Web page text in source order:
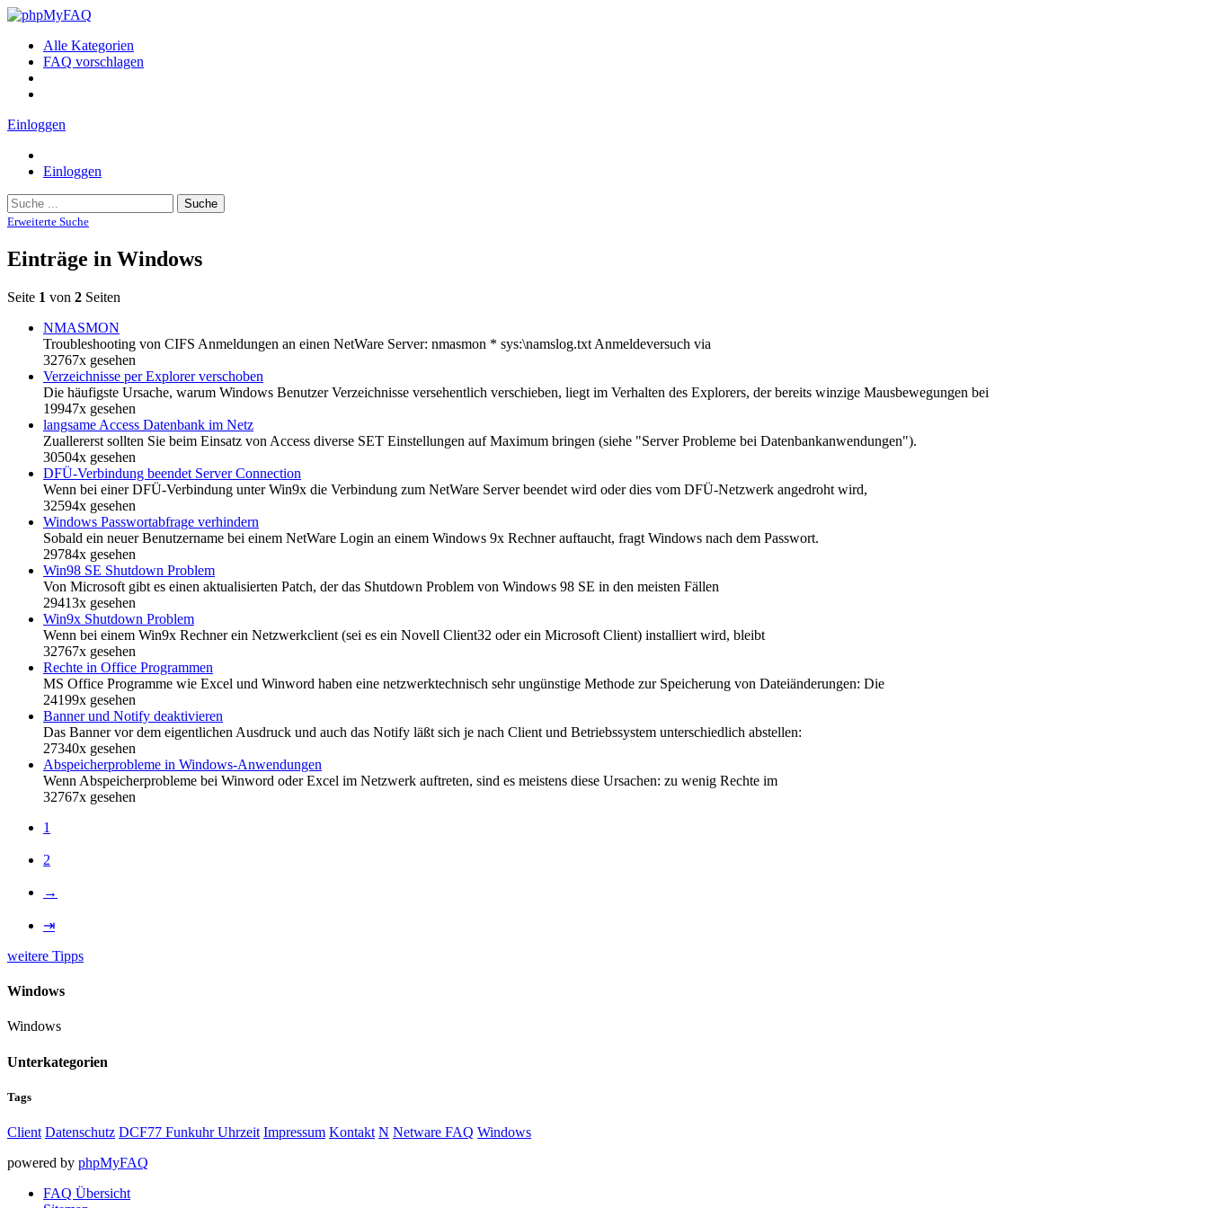
Alle Kategorien
FAQ vorschlagen
Einloggen
Einloggen
Suche
Erweiterte Suche
Einträge in Windows
Seite 1 von 2 Seiten
NMASMON
Troubleshooting von CIFS Anmeldungen an einen NetWare Server: nmasmon * sys:\namslog.txt Anmeldeversuch via
32767x gesehen
Verzeichnisse per Explorer verschoben
Die häufigste Ursache, warum Windows Benutzer Verzeichnisse versehentlich verschieben, liegt im Verhalten des Explorers, der bereits winzige Mausbewegungen bei
19947x gesehen
langsame Access Datenbank im Netz
Zuallererst sollten Sie beim Einsatz von Access diverse SET Einstellungen auf Maximum bringen (siehe "Server Probleme bei Datenbankanwendungen").
30504x gesehen
DFÜ-Verbindung beendet Server Connection
Wenn bei einer DFÜ-Verbindung unter Win9x die Verbindung zum NetWare Server beendet wird oder dies vom DFÜ-Netzwerk angedroht wird,
32594x gesehen
Windows Passwortabfrage verhindern
Sobald ein neuer Benutzername bei einem NetWare Login an einem Windows 9x Rechner auftaucht, fragt Windows nach dem Passwort.
29784x gesehen
Win98 SE Shutdown Problem
Von Microsoft gibt es einen aktualisierten Patch, der das Shutdown Problem von Windows 98 SE in den meisten Fällen
29413x gesehen
Win9x Shutdown Problem
Wenn bei einem Win9x Rechner ein Netzwerkclient (sei es ein Novell Client32 oder ein Microsoft Client) installiert wird, bleibt
32767x gesehen
Rechte in Office Programmen
MS Office Programme wie Excel und Winword haben eine netzwerktechnisch sehr ungünstige Methode zur Speicherung von Dateiänderungen: Die
24199x gesehen
Banner und Notify deaktivieren
Das Banner vor dem eigentlichen Ausdruck und auch das Notify läßt sich je nach Client und Betriebssystem unterschiedlich abstellen:
27340x gesehen
Abspeicherprobleme in Windows-Anwendungen
Wenn Abspeicherprobleme bei Winword oder Excel im Netzwerk auftreten, sind es meistens diese Ursachen: zu wenig Rechte im
32767x gesehen
1
2
→
⇥
weitere Tipps
Windows
Windows
Unterkategorien
Tags
Client Datenschutz DCF77 Funkuhr Uhrzeit Impressum Kontakt N Netware FAQ Windows
powered by phpMyFAQ
FAQ Übersicht